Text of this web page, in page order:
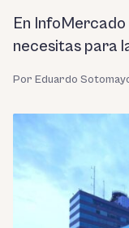
En
necesitas para
Por Eduardo